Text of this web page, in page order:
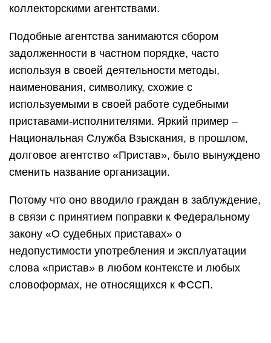
коллекторскими агентствами.
Подобные агентства занимаются сбором
задолженности в частном порядке, часто
используя в своей деятельности методы,
наименования, символику, схожие с
используемыми в своей работе судебными
приставами-исполнителями. Яркий пример –
Национальная Служба Взыскания, в прошлом,
долговое агентство «Пристав», было вынуждено
сменить название организации.
Потому что оно вводило граждан в заблуждение,
в связи с принятием поправки к Федеральному
закону «О судебных приставах» о
недопустимости употребления и эксплуатации
слова «пристав» в любом контексте и любых
словоформах, не относящихся к ФССП.